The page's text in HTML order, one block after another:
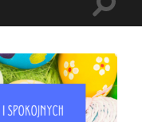
Toggle